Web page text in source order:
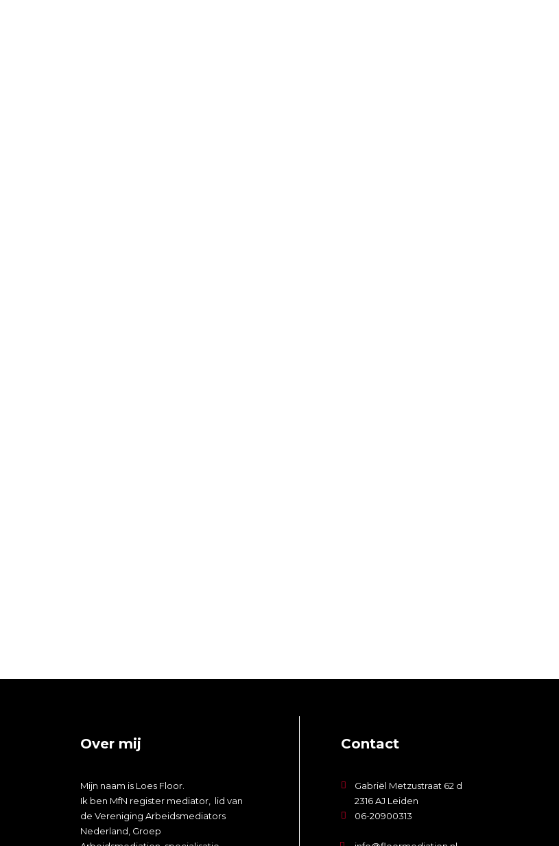
Over mij
Mijn naam is Loes Floor.
Ik ben MfN register mediator, lid van
de Vereniging Arbeidsmediators
Nederland, Groep
Contact
Gabriël Metzustraat 62 d
2316 AJ Leiden
06-20900313